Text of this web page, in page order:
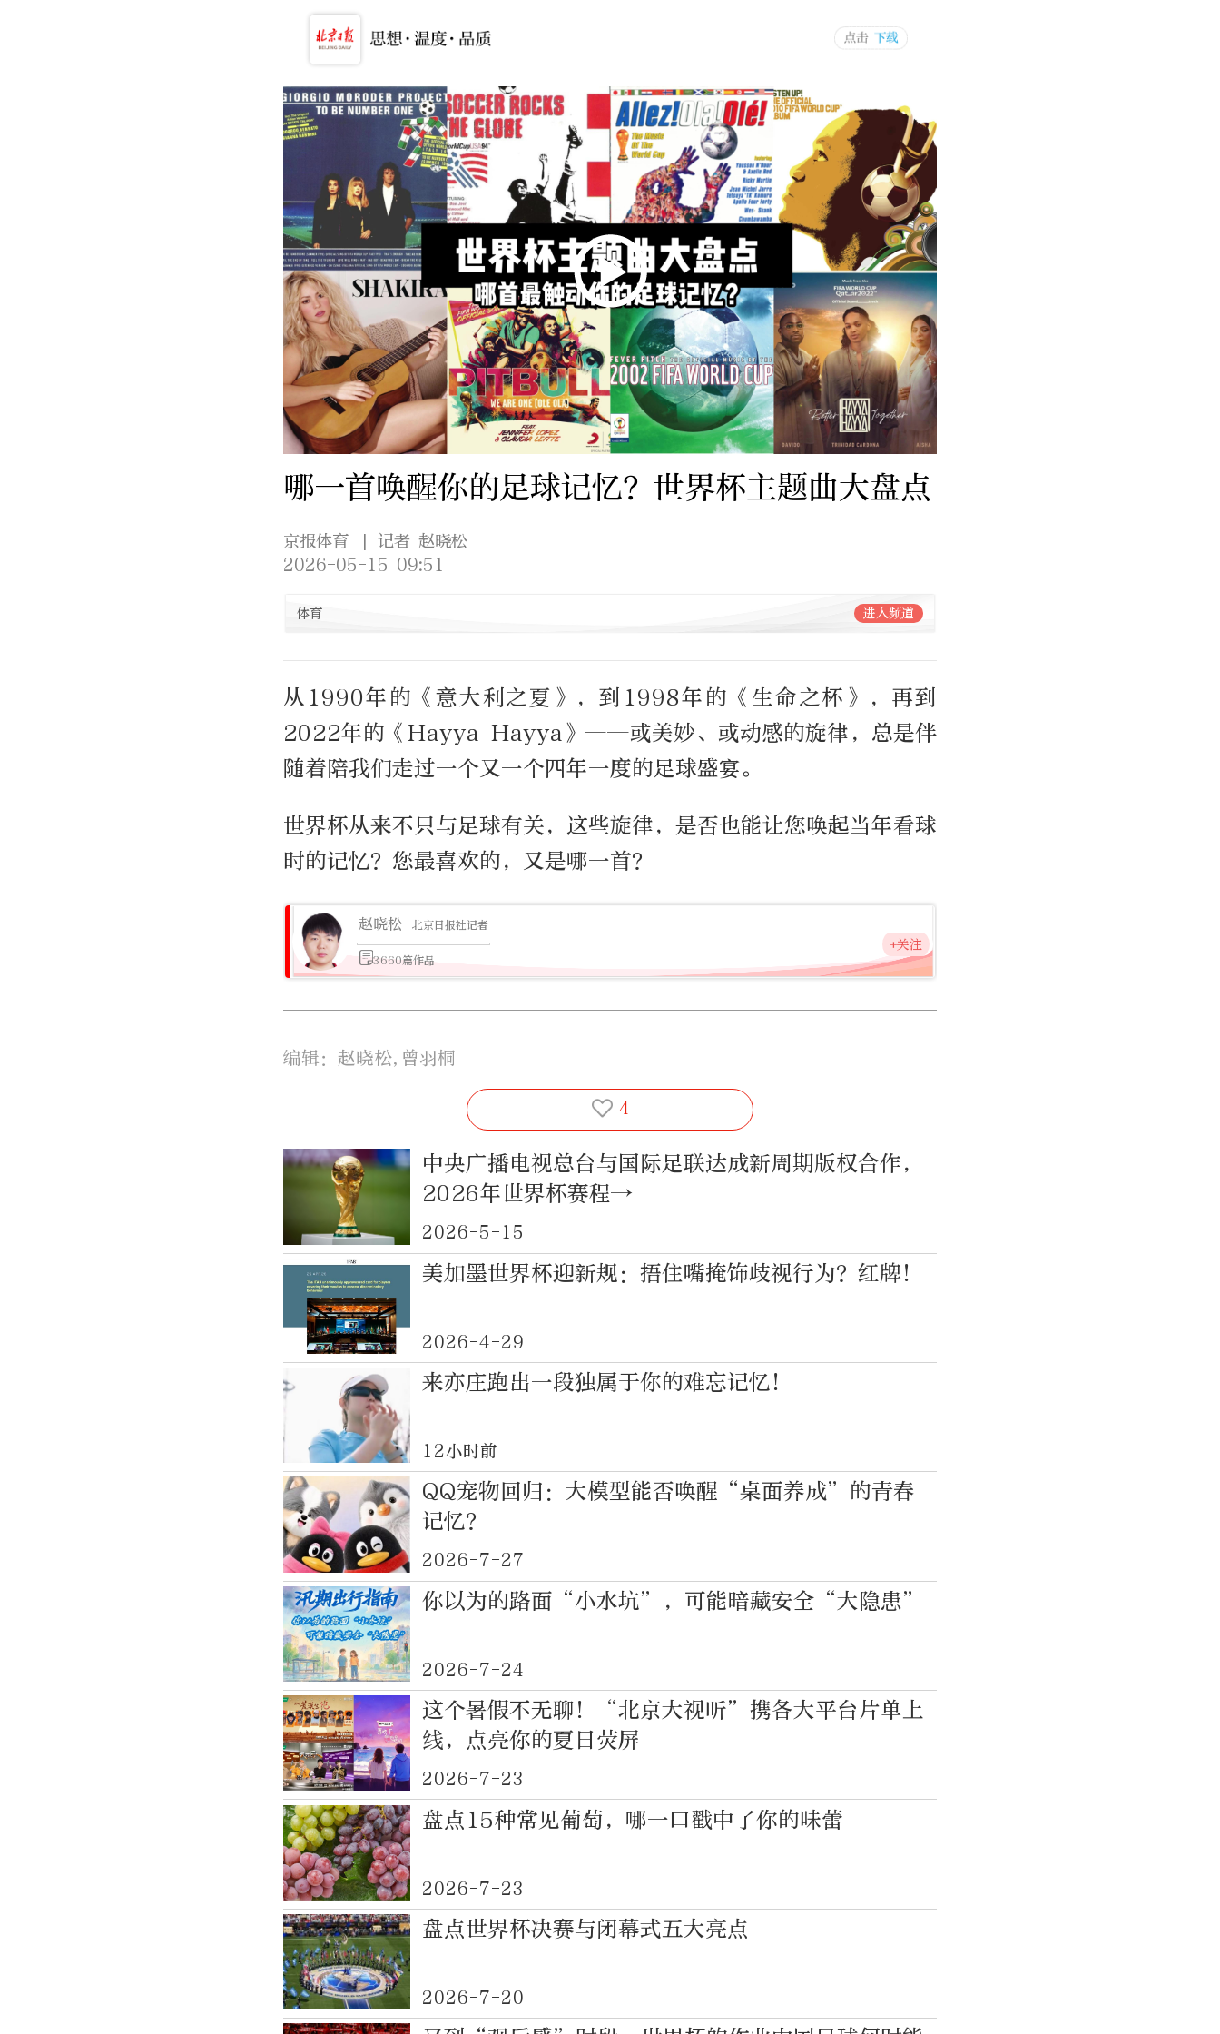
哪一首唤醒你的足球记忆？世界杯主题曲大盘点
京报体育
| 记者 赵晓松
2026-05-15 09:51
体育 进入频道
从1990年的《意大利之夏》，到1998年的《生命之杯》，再到
2022年的《Hayya Hayya》——或美妙、或动感的旋律，总是伴
随着陪我们走过一个又一个四年一度的足球盛宴。
世界杯从来不只与足球有关，这些旋律，是否也能让您唤起当年看球
时的记忆？您最喜欢的，又是哪一首？
赵晓松 北京日报社记者
3660篇作品
+关注
编辑：赵晓松,曾羽桐
4
中央广播电视总台与国际足联达成新周期版权合作，
2026年世界杯赛程→
2026-5-15
美加墨世界杯迎新规：捂住嘴掩饰歧视行为？红牌！
2026-4-29
来亦庄跑出一段独属于你的难忘记忆！
12小时前
QQ宠物回归：大模型能否唤醒“桌面养成”的青春
记忆？
2026-7-27
你以为的路面“小水坑”，可能暗藏安全“大隐患”
2026-7-24
这个暑假不无聊！“北京大视听”携各大平台片单上
线，点亮你的夏日荧屏
2026-7-23
盘点15种常见葡萄，哪一口戳中了你的味蕾
2026-7-23
盘点世界杯决赛与闭幕式五大亮点
2026-7-20